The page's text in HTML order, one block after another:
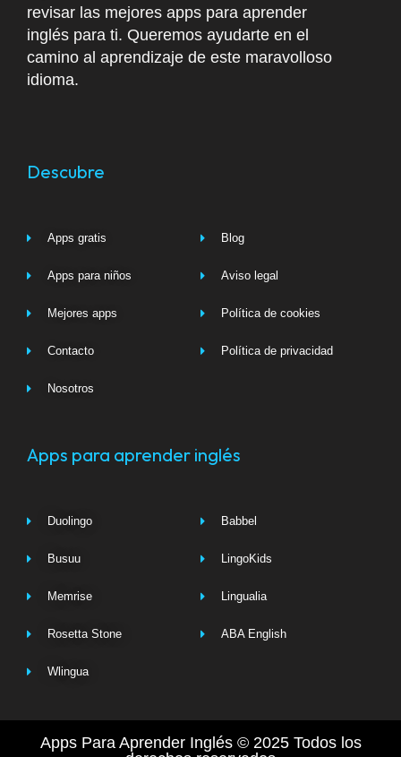
revisar las mejores apps para aprender
inglés para ti. Queremos ayudarte en el
camino al aprendizaje de este maravolloso
idioma.
Descubre
Apps gratis
Apps para niños
Mejores apps
Contacto
Nosotros
Blog
Aviso legal
Política de cookies
Política de privacidad
Apps para aprender inglés
Duolingo
Busuu
Memrise
Rosetta Stone
Wlingua
Babbel
LingoKids
Lingualia
ABA English
Apps Para Aprender Inglés © 2025 Todos los